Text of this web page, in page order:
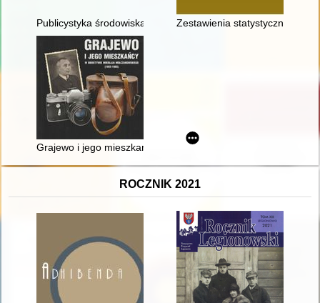
Publicystyka środowiska Niezależnej Grupy Politycznej i
Zestawienia statystyczne i
Grajewo i jego mieszkańcy w obiektywie Mikołaja
ROCZNIK 2021